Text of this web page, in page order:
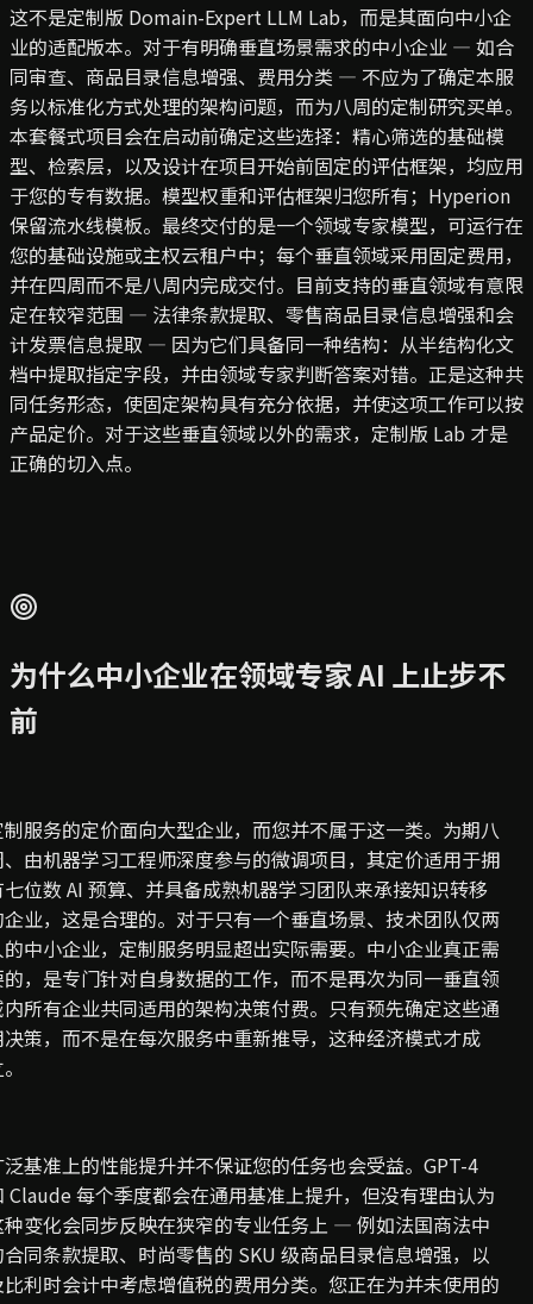
这不是定制版 Domain-Expert LLM Lab，而是其面向中小企
业的适配版本。对于有明确垂直场景需求的中小企业 — 如合
同审查、商品目录信息增强、费用分类 — 不应为了确定本服
务以标准化方式处理的架构问题，而为八周的定制研究买单。
本套餐式项目会在启动前确定这些选择：精心筛选的基础模
型、检索层，以及设计在项目开始前固定的评估框架，均应用
于您的专有数据。模型权重和评估框架归您所有；Hyperion
保留流水线模板。最终交付的是一个领域专家模型，可运行在
您的基础设施或主权云租户中；每个垂直领域采用固定费用，
并在四周而不是八周内完成交付。目前支持的垂直领域有意限
定在较窄范围 — 法律条款提取、零售商品目录信息增强和会
计发票信息提取 — 因为它们具备同一种结构：从半结构化文
档中提取指定字段，并由领域专家判断答案对错。正是这种共
同任务形态，使固定架构具有充分依据，并使这项工作可以按
产品定价。对于这些垂直领域以外的需求，定制版 Lab 才是
正确的切入点。
为什么中小企业在领域专家 AI 上止步不
前
服务的定价面向大型企业，而您并不属于这一类。为期八
由机器学习工程师深度参与的微调项目，其定价适用于拥
位数 AI 预算、并具备成熟机器学习团队来承接知识转移
业，这是合理的。对于只有一个垂直场景、技术团队仅两
中小企业，定制服务明显超出实际需要。中小企业真正需
，是专门针对自身数据的工作，而不是再次为同一垂直领
所有企业共同适用的架构决策付费。只有预先确定这些通
策，而不是在每次服务中重新推导，这种经济模式才成
基准上的性能提升并不保证您的任务也会受益。GPT-4
Claude 每个季度都会在通用基准上提升，但没有理由认为
变化会同步反映在狭窄的专业任务上 — 例如法国商法中
同条款提取、时尚零售的 SKU 级商品目录信息增强，以
利时会计中考虑增值税的费用分类。您正在为并未使用的